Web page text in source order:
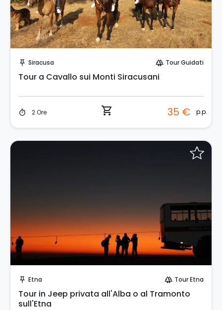
push_pin Siracusa forest Tour Guidati
Tour a Cavallo sui Monti Siracusani
timer 2 Ore shopping_cart 35 € p.p.
push_pin Etna forest Tour Etna
Tour in Jeep privata all'Alba o al Tramonto
sull'Etna